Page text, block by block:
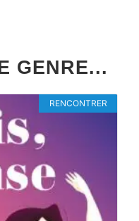
GENRE...
RENCONTRER